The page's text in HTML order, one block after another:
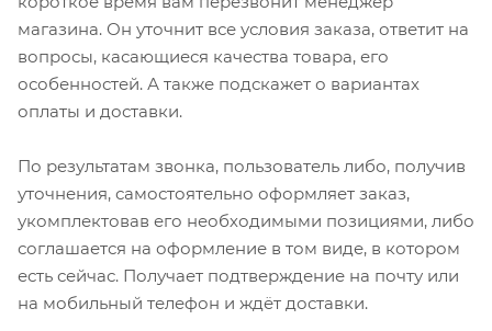
магазина. Он уточнит все условия заказа, ответит на
вопросы, касающиеся качества товара, его
особенностей. А также подскажет о вариантах
оплаты и доставки.
По результатам звонка, пользователь либо, получив
уточнения, самостоятельно оформляет заказ,
укомплектовав его необходимыми позициями, либо
соглашается на оформление в том виде, в котором
есть сейчас. Получает подтверждение на почту или
на мобильный телефон и ждёт доставки.